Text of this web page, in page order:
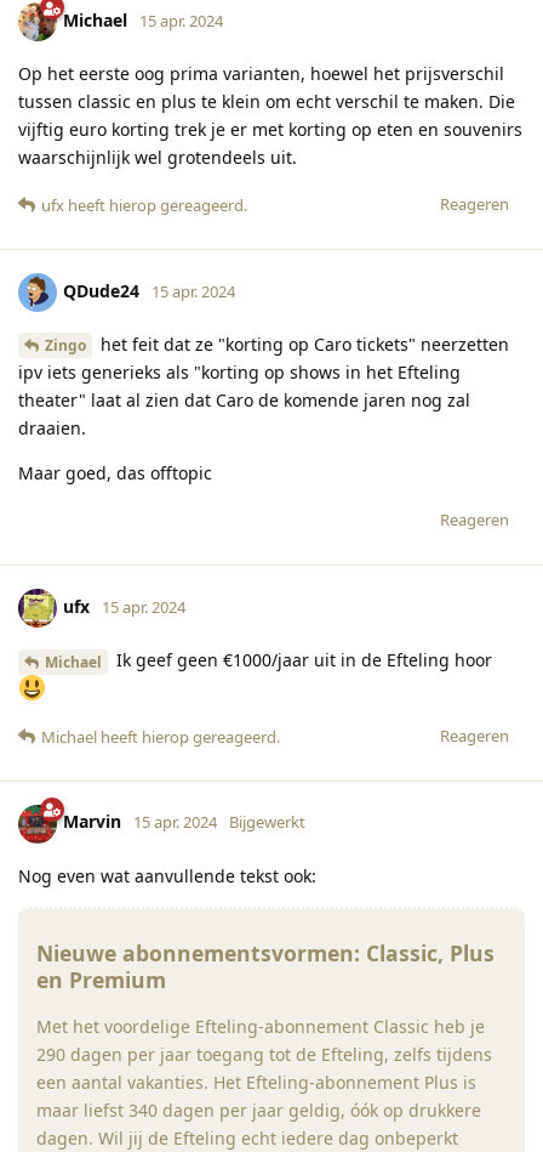
Michael 15 apr. 2024
Op het eerste oog prima varianten, hoewel het prijsverschil
tussen classic en plus te klein om echt verschil te maken. Die
vijftig euro korting trek je er met korting op eten en souvenirs
waarschijnlijk wel grotendeels uit.
Reageren
ufx heeft hierop gereageerd.
QDude24 15 apr. 2024
Zingo
het feit dat ze "korting op Caro tickets" neerzetten
ipv iets generieks als "korting op shows in het Efteling
theater" laat al zien dat Caro de komende jaren nog zal
draaien.
Maar goed, das offtopic
Reageren
ufx 15 apr. 2024
Michael Ik geef geen €1000/jaar uit in de Efteling hoor
Reageren
Michael heeft hierop gereageerd.
Marvin 15 apr. 2024 Bijgewerkt
Nog even wat aanvullende tekst ook:
Nieuwe abonnementsvormen: Classic, Plus
en Premium
Met het voordelige Efteling-abonnement Classic heb je
290 dagen per jaar toegang tot de Efteling, zelfs tijdens
een aantal vakanties. Het Efteling-abonnement Plus is
maar liefst 340 dagen per jaar geldig, óók op drukkere
dagen. Wil jij de Efteling echt iedere dag onbeperkt